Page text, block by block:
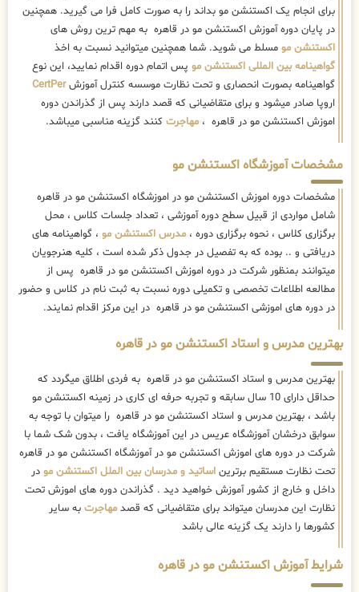
اموزش اکستنشن مو در قاهره ،
مهاجرت کنند گزینه مناسبی میباشد.
مشخصات آموزشگاه اکستنشن مو
مشخصات دوره اموزش اکستنشن مو در اموزشگاه اکستنشن مو در قاهره
شامل مواردی از قبیل سطح دوره آموزشی ، تعداد جلسات کلاس ، محل
برگزاری کلاس ، نحوه برگزاری دوره ،مدرس اکستنشن مو، گواهینامه های
میتوانند بمنظور شرکت در دوره اموزش اکستنشن مو در قاهره پس از
مطالعه اطلاعات تخصصی و تکمیلی دوره نسبت به ثبت نام در کلاس و حضور
در دوره های اموزشی اکستنشن مو در قاهره در این مرکز اقدام نمایند.
بهترین مدرس و استاد اکستنشن مو در قاهره
بهترین مدرس و استاد اکستنشن مو در قاهره به فردی اطلاق میگردد که
حداقل دارای 10 سال سابقه و تجربه حرفه ای کاری در زمینه اکستنشن مو
باشد ، بهترین مدرس و استاد اکستنشن مو در قاهره را میتوان با توجه به
سوابق درخشان آموزشگاه عریس در این آموزشگاه یافت ، بدون شک شما با
شرکت در دوره های اموزش اکستنشن مو در آموزشگاه اکستنشن مو در قاهره
تحت نظارت مستقیم برترین
اساتید و مدرسان بین الملل اکستنشن مو
داخل و خارج از کشور آموزش خواهید دید . گذراندن دوره های اموزش تحت
نظارت این مدرسان میتواند برای متقاضیانی که قصد
مهاجرتبه سایر
کشورها را دارند یک گزینه عالی باشد
شرایط آموزش اکستنشن مو در قاهره
شرایط اموزش اکستنشن مو در قاهره به روش های مختلفی در اموزشگاه
عریس امکانپذیر است ، بطوریکه در حال حاضراموزش اکستنشن مو
زیر در حال برگزاری هستند:
2- آموزش فشرده و کوتاه مدت اکستنشن مو برای هنرجویان شهرستانی در
مرکز تهران